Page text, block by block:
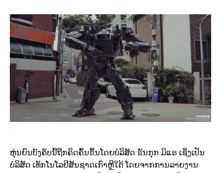
ຫຸ່ນຍົນບັງຄັບນີ້ຖືກຄິດຄົ້ນຂຶ້ນໂດຍບໍລິສັດ ຮັນກຸກ ມິແຣ ເຊິ່ງເປັນ
ບໍລິສັດ ເທັກໂນໂລຢີສັນຊາດເກົາຫຼີໃຕ້ ໂດຍຈາກການລາຍງານ